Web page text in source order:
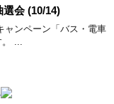
会 (10/14)
ャンペーン「バス・電車
。 ...